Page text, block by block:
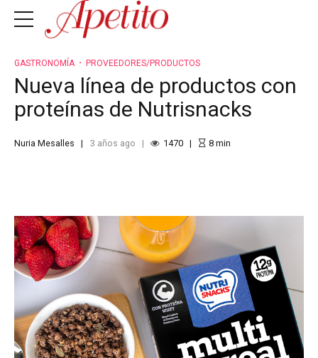
GASTRONOMÍA PROVEEDORES/PRODUCTOS
Nueva línea de productos con
proteínas de Nutrisnacks
Nuria Mesalles 3 años ago 1470 8min